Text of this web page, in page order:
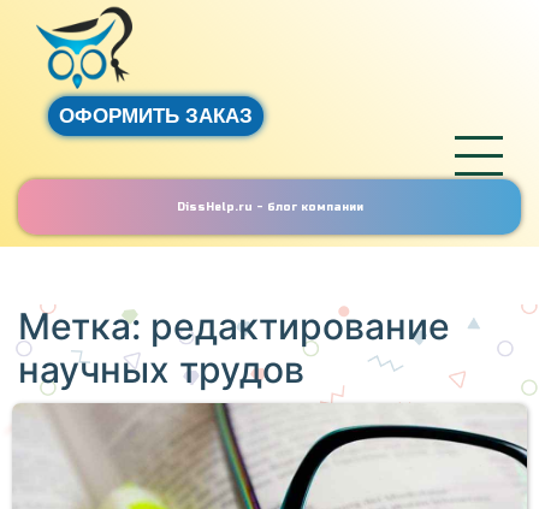
ОФОРМИТЬ ЗАКАЗ
DissHelp.ru - блог компании
Метка: редактирование
научных трудов